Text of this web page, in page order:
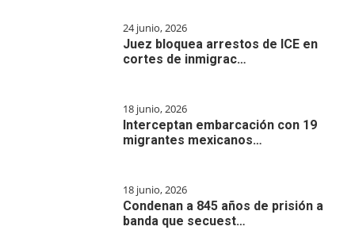
24 junio, 2026
Juez bloquea arrestos de ICE en
cortes de inmigrac…
18 junio, 2026
Interceptan embarcación con 19
migrantes mexicanos…
18 junio, 2026
Condenan a 845 años de prisión a
banda que secuest…